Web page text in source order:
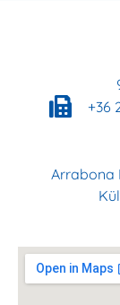
+36
Arrabona